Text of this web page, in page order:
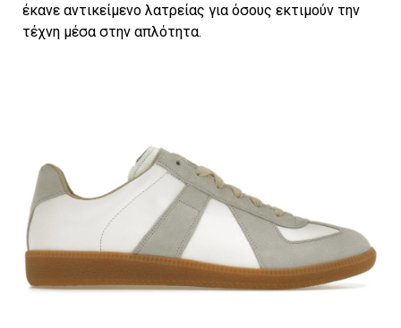
έκανε αντικείμενο λατρείας για όσους εκτιμούν την
τέχνη μέσα στην απλότητα.